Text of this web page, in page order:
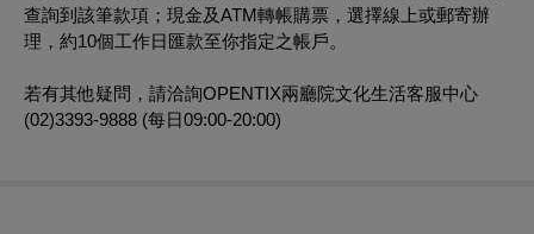
查詢到該筆款項；現金及ATM轉帳購票，選擇線上或郵寄辦
理，約10個工作日匯款至你指定之帳戶。
若有其他疑問，請洽詢OPENTIX兩廳院文化生活客服中心
(02)3393-9888 (每日09:00-20:00)